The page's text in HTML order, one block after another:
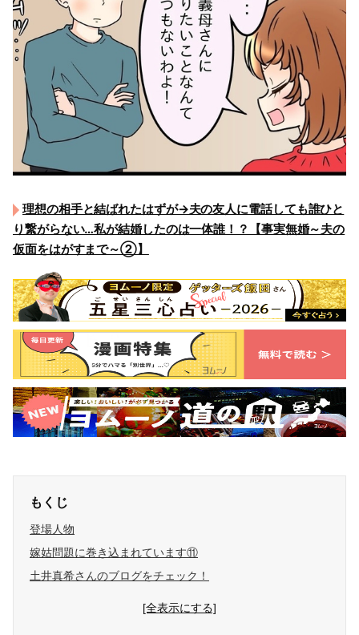
理想の相手と結ばれたはずが→夫の友人に電話しても誰ひと
り繋がらない…私が結婚したのは一体誰！？【事実無婚～夫の
仮面をはがすまで～②】
もくじ
登場人物
嫁姑問題に巻き込まれています⑪
土井真希さんのブログをチェック！
[全表示にする]